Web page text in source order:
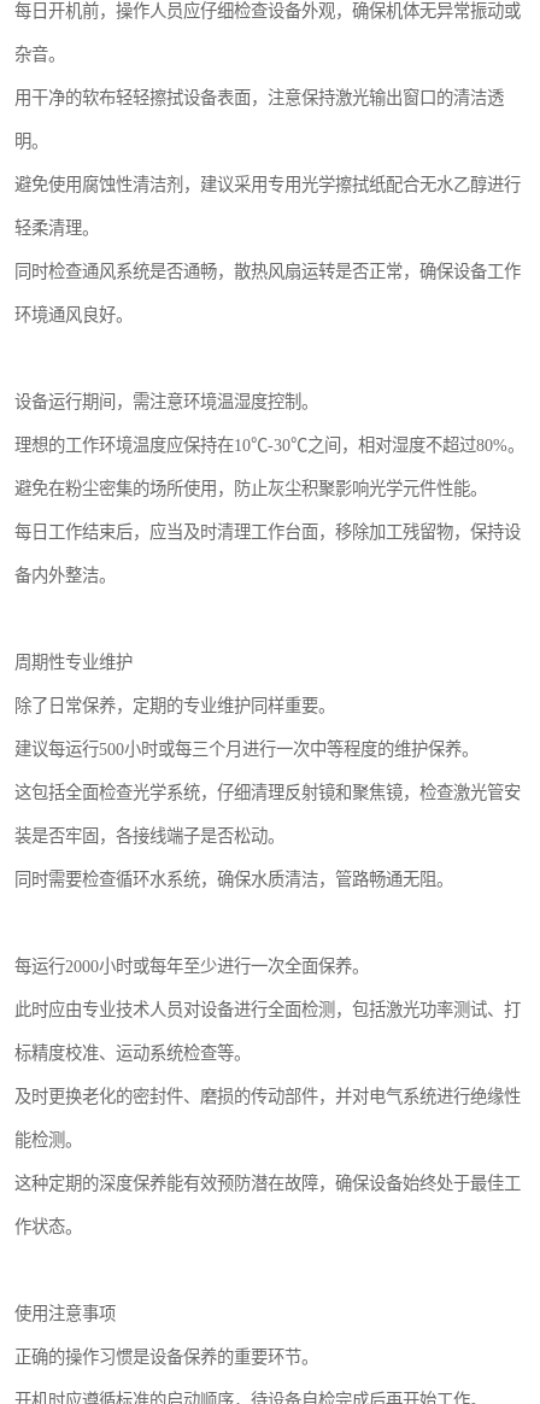
每日开机前，操作人员应仔细检查设备外观，确保机体无异常振动或
杂音。
用干净的软布轻轻擦拭设备表面，注意保持激光输出窗口的清洁透
明。
避免使用腐蚀性清洁剂，建议采用专用光学擦拭纸配合无水乙醇进行
轻柔清理。
同时检查通风系统是否通畅，散热风扇运转是否正常，确保设备工作
环境通风良好。
设备运行期间，需注意环境温湿度控制。
理想的工作环境温度应保持在10℃-30℃之间，相对湿度不超过80%。
避免在粉尘密集的场所使用，防止灰尘积聚影响光学元件性能。
每日工作结束后，应当及时清理工作台面，移除加工残留物，保持设
备内外整洁。
周期性专业维护
除了日常保养，定期的专业维护同样重要。
建议每运行500小时或每三个月进行一次中等程度的维护保养。
这包括全面检查光学系统，仔细清理反射镜和聚焦镜，检查激光管安
装是否牢固，各接线端子是否松动。
同时需要检查循环水系统，确保水质清洁，管路畅通无阻。
每运行2000小时或每年至少进行一次全面保养。
此时应由专业技术人员对设备进行全面检测，包括激光功率测试、打
标精度校准、运动系统检查等。
及时更换老化的密封件、磨损的传动部件，并对电气系统进行绝缘性
能检测。
这种定期的深度保养能有效预防潜在故障，确保设备始终处于最佳工
作状态。
使用注意事项
正确的操作习惯是设备保养的重要环节。